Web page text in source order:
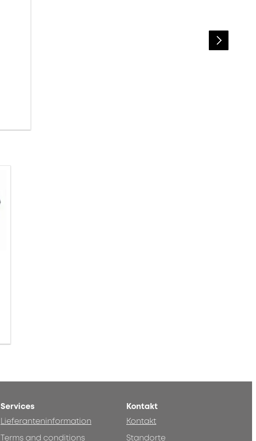
Services
Lieferanteninformation
Terms and conditions
Kontakt
Kontakt
Standorte